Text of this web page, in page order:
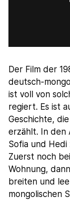
Der Film der
deutsch-
ist voll von
regiert. Es ist
Geschichte,
erzählt. In den
Sofia und Hedi
Zuerst noch
Wohnung,
breiten und
mongolischen